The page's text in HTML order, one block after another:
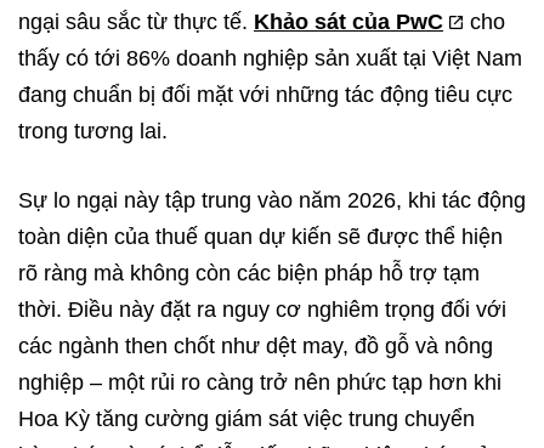
ngại sâu sắc từ thực tế. Khảo sát của PwC
cho
thấy có tới 86% doanh nghiệp sản xuất tại Việt Nam
đang chuẩn bị đối mặt với những tác động tiêu cực
trong tương lai.
Sự lo ngại này tập trung vào năm 2026, khi tác động
toàn diện của thuế quan dự kiến sẽ được thể hiện
rõ ràng mà không còn các biện pháp hỗ trợ tạm
thời. Điều này đặt ra nguy cơ nghiêm trọng đối với
các ngành then chốt như dệt may, đồ gỗ và nông
nghiệp – một rủi ro càng trở nên phức tạp hơn khi
Hoa Kỳ tăng cường giám sát việc trung chuyển